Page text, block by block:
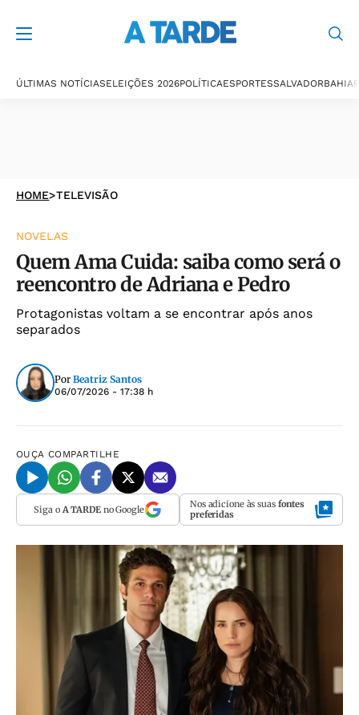
ÚLTIMAS NOTÍCIASELEIÇÕES 2026POLÍTICAESPORTESSALVADORBAHIA
HOME>TELEVISÃO
NOVELAS
Quem Ama Cuida: saiba como será o
reencontro de Adriana e Pedro
Protagonistas voltam a se encontrar após anos
separados
Por Beatriz Santos
06/07/2026 - 17:38 h
OUÇA COMPARTILHE
Siga o A TARDEno Google Nos adicione às suas fontes
preferidas